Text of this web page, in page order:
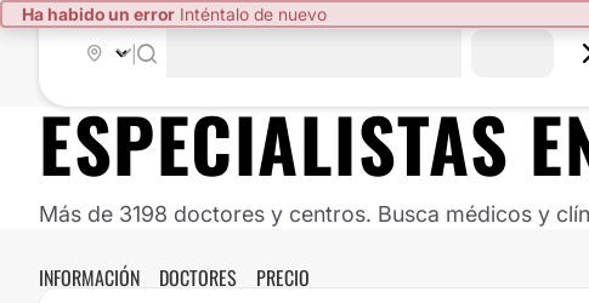
Ha habido un error Inténtalo de nuevo
ESPECIALISTAS
Más de 3198 doctores y centros. Busca médicos y
INFORMACIÓN DOCTORES PRECIO